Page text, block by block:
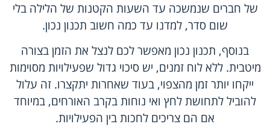
של חברים שנמשכה עד השעות הקטנות של הלילה בלי
שום סדר, למדנו עד כמה חשוב תכנון נכון.
בנוסף, תכנון נכון מאפשר לכם לנצל את הזמן בצורה
מיטבית. ללא לוח זמנים, יש סיכוי גדול שפעילויות מסוימות
ייקחו יותר זמן מהצפוי, בעוד שאחרות יתקצרו. זה עלול
להוביל לתחושת לחץ ואי נוחות בקרב האורחים, במיוחד
אם הם צריכים לחכות בין הפעילויות.